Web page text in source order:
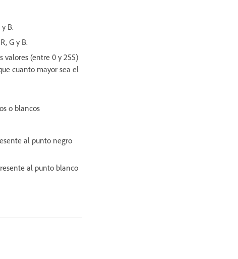
B.
G y B.
valores (entre 0 y 255)
cuanto mayor sea el
o blancos
al punto negro
al punto blanco